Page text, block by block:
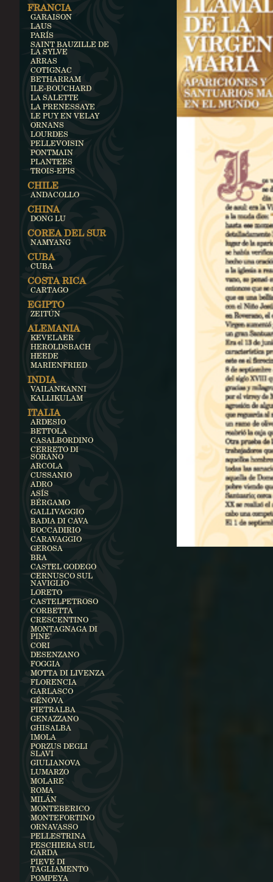
FRANCIA
GARAISON
LAUS
PARÍS
SAINT BAUZILLE DE
LA SYLVE
ARRAS
COTIGNAC
BETHARRAM
ILE-BOUCHARD
LA SALETTE
LA PRENESSAYE
LE PUY EN VELAY
ORNANS
LOURDES
PELLEVOISIN
PONTMAIN
PLANTEES
TROIS-EPIS
CHILE
ANDACOLLO
CHINA
DONG LU
COREA DEL SUR
NAMYANG
CUBA
CUBA
COSTA RICA
CARTAGO
EGIPTO
ZEITÚN
ALEMANIA
KEVELAER
HEROLDSBACH
HEEDE
MARIENFRIED
INDIA
VAILANKANNI
KALLIKULAM
ITALIA
ARDESIO
BETTOLA
CASALBORDINO
CERRETO DI
SORANO
ARCOLA
CUSSANIO
ADRO
ASÍS
BÉRGAMO
GALLIVAGGIO
BADIA DI CAVA
BOCCADIRIO
CARAVAGGIO
GEROSA
BRA
CASTEL GODEGO
CERNUSCO SUL
NAVIGLIO
LORETO
CASTELPETROSO
CORBETTA
CRESCENTINO
MONTAGNAGA DI
PINE'
CORI
DESENZANO
FOGGIA
MOTTA DI LIVENZA
FLORENCIA
GARLASCO
GÉNOVA
PIETRALBA
GENAZZANO
GHISALBA
IMOLA
PORZUS DEGLI
SLAVI
GIULIANOVA
LUMARZO
MOLARE
ROMA
MILÁN
MONTEBERICO
MONTEFORTINO
ORNAVASSO
PELLESTRINA
PESCHIERA SUL
GARDA
PIEVE DI
TAGLIAMENTO
POMPEYA